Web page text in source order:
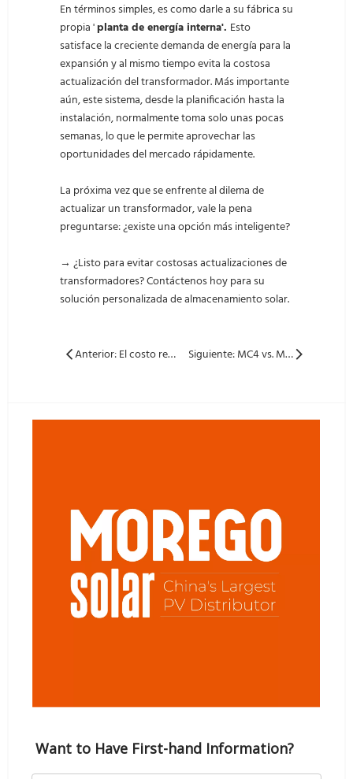
En términos simples, es como darle a su fábrica su
propia 'planta de energía interna'. Esto
satisface la creciente demanda de energía para la
expansión y al mismo tiempo evita la costosa
actualización del transformador. Más importante
aún, este sistema, desde la planificación hasta la
instalación, normalmente toma solo unas pocas
semanas, lo que le permite aprovechar las
oportunidades del mercado rápidamente.
La próxima vez que se enfrente al dilema de
actualizar un transformador, vale la pena
preguntarse: ¿existe una opción más inteligente?
→ ¿Listo para evitar costosas actualizaciones de
transformadores? Contáctenos hoy para su
solución personalizada de almacenamiento solar.
Anterior: El costo real de un apagón: las pérdidas ocultas que más duelen Siguiente: MC4 vs. MC4-EVO2: la guía definitiva para instaladores solares y EPC
Want to Have First-hand Information?